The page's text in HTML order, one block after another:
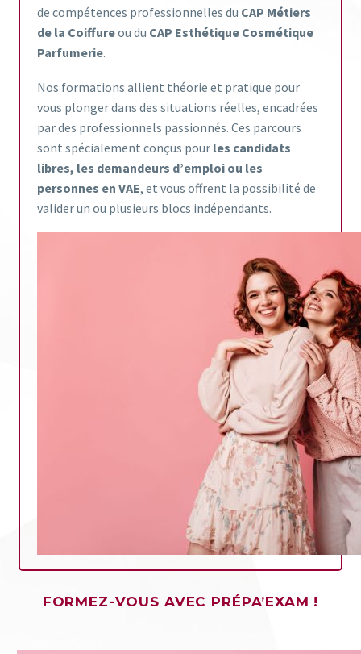
de compétences professionnelles du CAP Métiers
de la Coiffureou du CAP Esthétique Cosmétique
Parfumerie.
Nos formations allient théorie et pratique pour
vous plonger dans des situations réelles, encadrées
par des professionnels passionnés. Ces parcours
sont spécialement conçus pour les candidats
libres, les demandeurs d’emploi ou les
personnes en VAE, et vous offrent la possibilité de
valider un ou plusieurs blocs indépendants.
FORMEZ-VOUS AVEC PRÉPA’EXAM !